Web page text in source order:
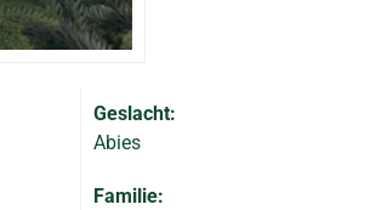
Geslacht:
Abies
Familie: